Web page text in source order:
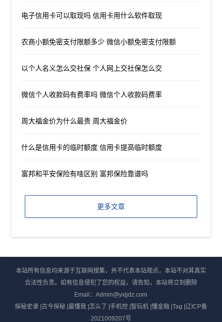
电子信用卡可以取现吗 信用卡用什么软件取现
农商小额免密支付限额多少 微信小额免密支付限额
以个人名义怎么交社保 个人网上交社保怎么交
微信个人收款码有费率吗 微信个人收款码费率
周大福金价为什么最贵 周大福金价
什么是信用卡的临时额度 信用卡提高临时额度
富邦和平安保险有啥区别 富邦保险靠谱吗
更多文章
本站所有信息均来源于互联网搜集，并不代表本站观点，本站不对其真实
合法性负责。如有信息侵犯了您的权益，请告知，本站将立刻删除
Email：Admin@yxjjdz.com
探秘史录|古今探秘|最懂我|怎么了 |手机控|智玩机|懂金融 |Tag |辽ICP备
2021009207号